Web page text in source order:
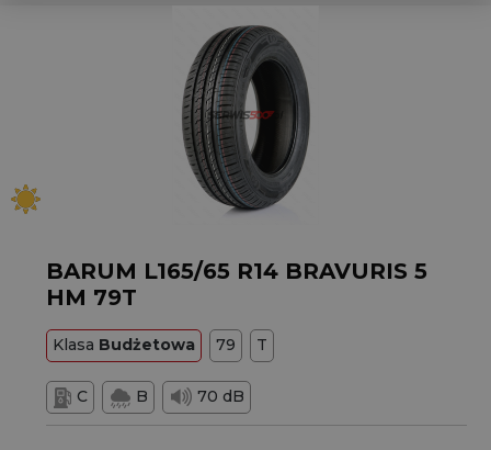
BARUM L165/65 R14 BRAVURIS 5
HM 79T
Klasa Budżetowa 79 T
C B 70 dB